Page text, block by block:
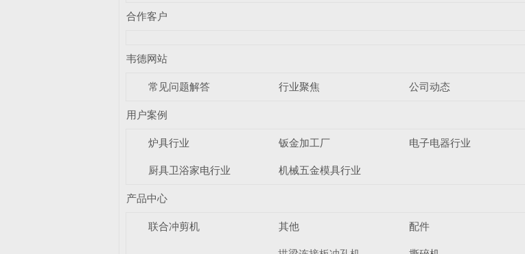
合作客户
韦德网站
常见问题解答 行业聚焦 公司动态
用户案例
炉具行业 钣金加工厂 电子电器行业
厨具卫浴家电行业 机械五金模具行业
产品中心
联合冲剪机 其他 配件